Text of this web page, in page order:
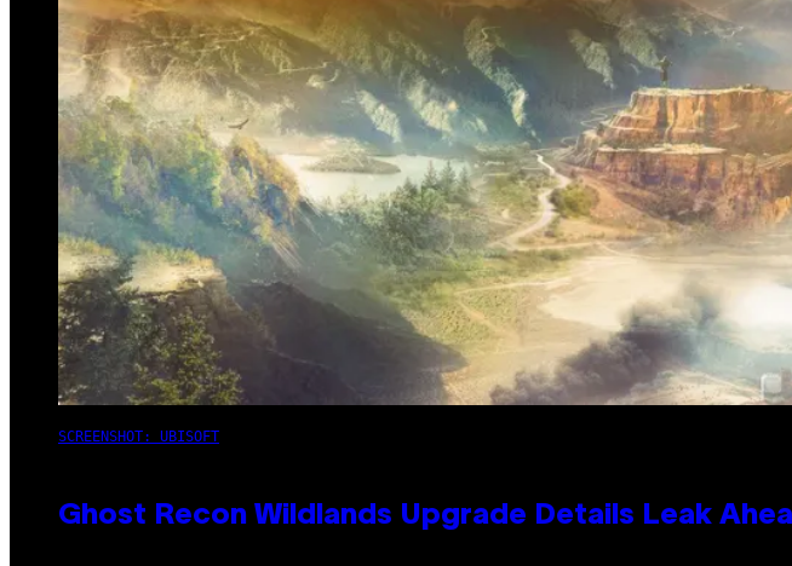
SCREENSHOT: UBISOFT
Ghost Recon Wildlands Upgrade Details Leak